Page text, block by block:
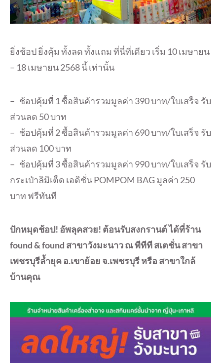
ยิ่งช้อป ยิ่งคุ้ม ทั้งลด ทั้งแถม ที่นี่ที่เดียว เริ่ม 10 เมษายน
– 18 เมษายน 2568 นี้ เท่านั้น
– ช้อปคุ้มที่ 1 ซื้อสินค้ารวมมูลค่า 390 บาท/ใบเสร็จ รับ
ส่วนลด 50 บาท
– ช้อปคุ้มที่ 2 ซื้อสินค้ารวมมูลค่า 690 บาท/ใบเสร็จ รับ
ส่วนลด 100 บาท
– ช้อปคุ้มที่ 3 ซื้อสินค้ารวมมูลค่า 990 บาท/ใบเสร็จ รับ
กระเป๋าลิมิเต็ด เอดิชั่น POMPOM BAG มูลค่า 250
บาท ฟรีทันที
ปักหมุดช้อป! อัพลุคสวย! ต้อนรับสงกรานต์ ได้ที่ร้าน
found & found สาขาวังมะนาว ณ พีทีที สเตชั่น สาขา
เพชรบุรีล้ำยุค อ.เขาย้อย จ.เพชรบุรี หรือ สาขาใกล้
บ้านคุณ